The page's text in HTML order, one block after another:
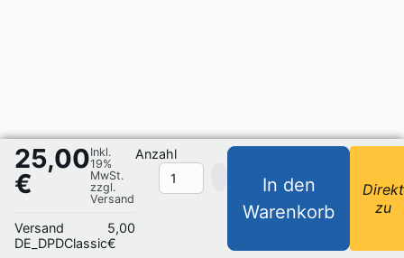
25,00
€
Inkl.
19%
MwSt.
zzgl.
Versand
Versand
DE_DPDClassic
5,00
€
Anzahl
In den
Warenkorb
Direkt
zu